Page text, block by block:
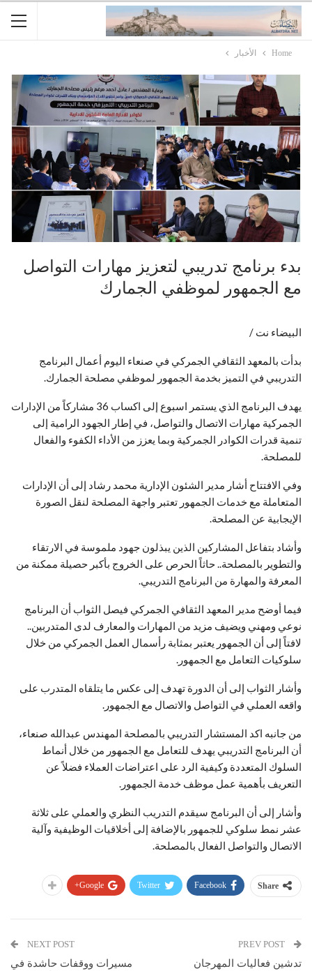
Home الأخبار
بدء برنامج تدريبي لتعزيز مهارات التواصل
مع الجمهور لموظفي الجمارك
البيضاء نت /
بدأت بالمعهد الثقافي الجمركي في صنعاء اليوم أعمال البرنامج
التدريبي في التميز بخدمة الجمهور لموظفي مصلحة الجمارك.
يهدف البرنامج الذي يستمر اسبوع إلى اكساب 36 مشاركاً من الإدارات
الجمركية مهارات الاتصال والتواصل، في إطار الجهود الرامية إلى
تنمية قدرات الكوادر الجمركية وبما يعزز من الأداء الكفوء والفعال
للمصلحة.
وفي الافتتاح أشار مدير الشئون الإدارية محمد رشاد إلى أن الإدارات
المتعاملة مع خدمات الجمهور تعتبر واجهة المصلحة لنقل الصورة
الإيجابية عن المصلحة.
وأشاد بتفاعل المشاركين الذين يبذلون جهود ملموسة في الارتقاء
والتطوير بالمصلحة.. حاثاً الحرص على الخروج بأكبر حصيلة ممكنة من
المعرفة والمهارة من البرنامج التدريبي.
فيما أوضح مدير المعهد الثقافي الجمركي فيصل الثواب أن البرنامج
نوعي ومهني ويضيف مزيد من المهارات والمعارف لدى المتدربين..
لافتاً إلى أن الجمهور يعتبر بمثابة رأسمال العمل الجمركي من خلال
سلوكيات التعامل مع الجمهور.
وأشار الثواب إلى أن الدورة تهدف إلى عكس ما يتلقاه المتدرب على
واقعه العملي في التواصل والاتصال مع الجمهور.
من جانبه اكد المستشار التدريبي بالمصلحة المهندس عبدالله صنعاء،
أن البرنامج التدريبي يهدف للتعامل مع الجمهور من خلال أنماط
السلوك المتعددة وكيفية الرد على اعتراضات العملاء فضلاً عن
التعريف بأهمية عمل موظف خدمة الجمهور.
وأشار إلى أن البرنامج سيقدم التدريب النظري والعملي على ثلاثة
عشر نمط سلوكي للجمهور بالإضافة إلى أخلاقيات الوظيفية وآلية
الاتصال والتواصل الفعال بالمصلحة.
Share
Facebook
Twitter
Google+
تدشين فعاليات المهرجان
NEXT POST
مسيرات ووقفات حاشدة في